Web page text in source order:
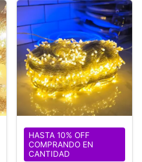
HASTA 10% OFF
COMPRANDO EN
CANTIDAD